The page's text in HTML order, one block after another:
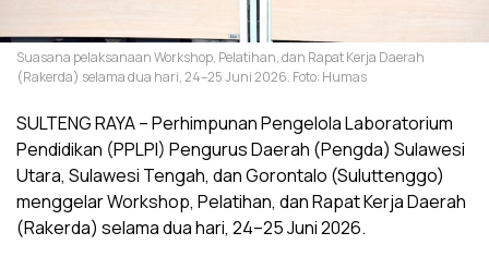
Suasana pelaksanaan Workshop, Pelatihan, dan Rapat Kerja Daerah
(Rakerda) selama dua hari, 24–25 Juni 2026. Foto: Humas
SULTENG RAYA – Perhimpunan Pengelola Laboratorium
Pendidikan (PPLPI) Pengurus Daerah (Pengda) Sulawesi
Utara, Sulawesi Tengah, dan Gorontalo (Suluttenggo)
menggelar Workshop, Pelatihan, dan Rapat Kerja Daerah
(Rakerda) selama dua hari, 24–25 Juni 2026.